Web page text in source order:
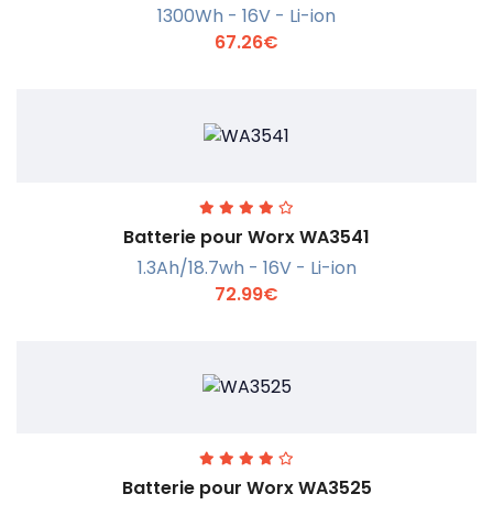
En savoir +
1300Wh - 16V - Li-ion
67.26€
En savoir +
Batterie pour Worx WA3541
1.3Ah/18.7wh - 16V - Li-ion
72.99€
Batterie pour Worx WA3525